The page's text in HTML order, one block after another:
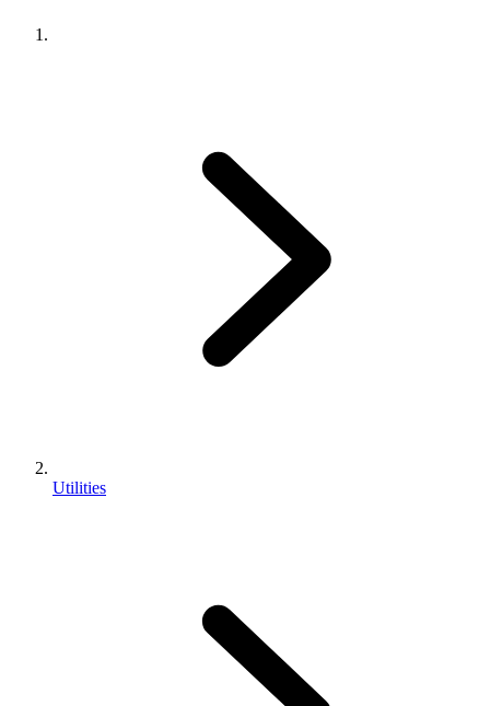
Utilities